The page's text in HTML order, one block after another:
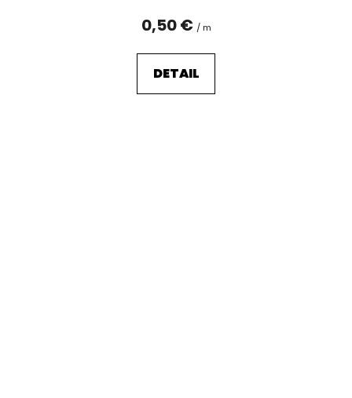
0,50 € / m
DETAIL